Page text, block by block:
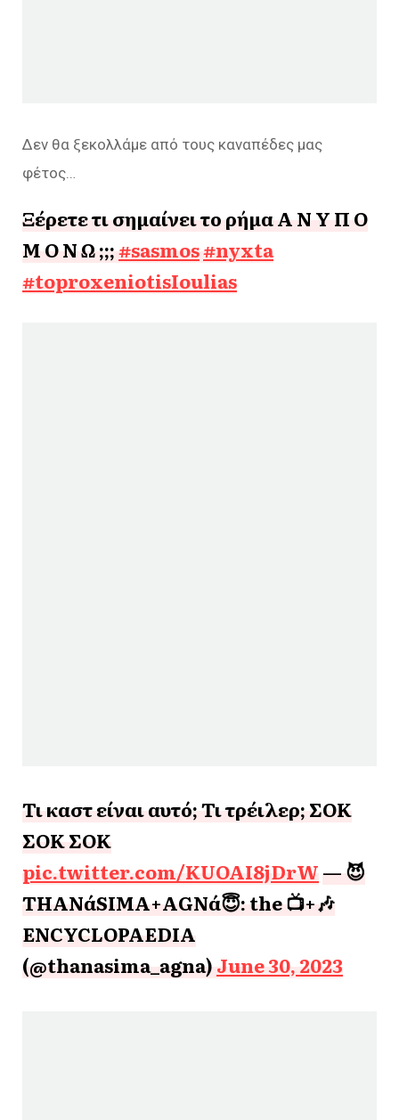
Δεν θα ξεκολλάμε από τους καναπέδες μας
φέτος…
Ξέρετε τι σημαίνει το ρήμα Α Ν Υ Π Ο
Μ Ο Ν Ω ;;;#sasmos#nyxta
#toproxeniotisIoulias
Τι καστ είναι αυτό; Τι τρέιλερ; ΣΟΚ
ΣΟΚ ΣΟΚ
pic.twitter.com/KUOAI8jDrW— 😈
THANάSIMA+AGΝά😇: the 📺+🎶
ENCYCLOPAEDIA
(@thanasima_agna)June 30, 2023